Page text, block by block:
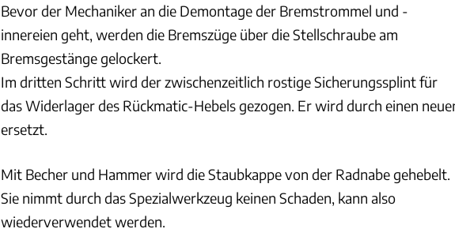
Bevor der Mechaniker an die Demontage der Bremstrommel und -
innereien geht, werden die Bremszüge über die Stellschraube am
Bremsgestänge gelockert.
Im dritten Schritt wird der zwischenzeitlich rostige Sicherungssplint für
das Widerlager des Rückmatic-Hebels gezogen. Er wird durch einen
ersetzt.
Mit Becher und Hammer wird die Staubkappe von der Radnabe gehebelt.
Sie nimmt durch das Spezialwerkzeug keinen Schaden, kann also
wiederverwendet werden.